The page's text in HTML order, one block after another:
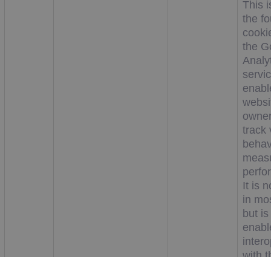
This
the
the
track
It is
in
but